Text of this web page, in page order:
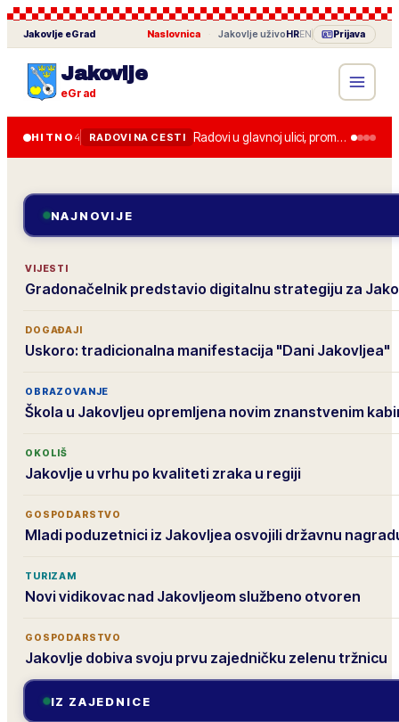
Jakovlje eGrad Naslovnica JakovljeuživoHREN Prijava
Jakovlje
eGrad
HITNO 4 RADOVI NA CESTI Radovi u glavnoj ulici, promet je usporen do kraja tjedna.
NAJNOVIJE
VIJESTI
Gradonačelnik predstavio digitalnu strategiju za
DOGAĐAJI
Uskoro: tradicionalna manifestacija "Dani Jakovljea"
OBRAZOVANJE
Škola u Jakovljeu opremljena novim znanstvenim
OKOLIŠ
Jakovlje u vrhu po kvaliteti zraka u regiji
GOSPODARSTVO
Mladi poduzetnici iz Jakovljea osvojili državnu
TURIZAM
Novi vidikovac nad Jakovljeom službeno otvoren
GOSPODARSTVO
Jakovlje dobiva svoju prvu zajedničku zelenu tržnicu
IZ ZAJEDNICE